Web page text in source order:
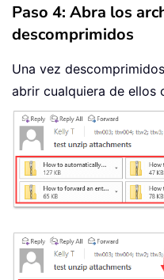
Paso 4: Abra los
descomprimidos
Una vez
abrir cualquiera de ellos